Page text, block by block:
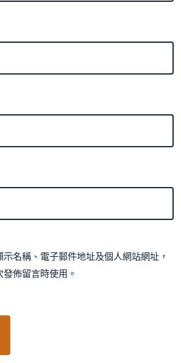
示名稱、電子郵件地址及個人網站網址，
佈留言時使用。